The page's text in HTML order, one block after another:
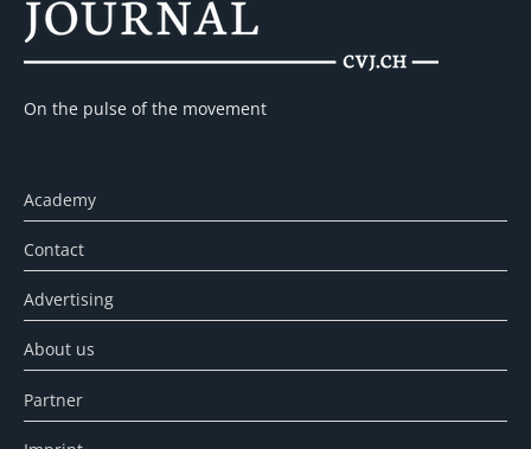
On the pulse of the movement
Academy
Contact
Advertising
About us
Partner